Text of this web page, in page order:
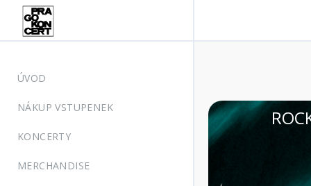
ÚVOD
NÁKUP VSTUPENEK
KONCERTY
MERCHANDISE